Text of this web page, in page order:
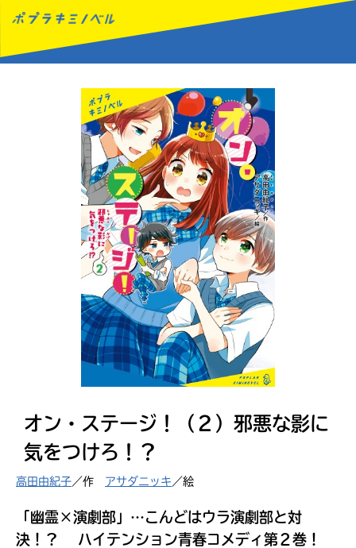
MENU
読みたい本が
オン・ステージ！（２）邪悪な影に
気をつけろ！？
高田由紀子 ／作 アサダニッキ ／絵
「幽霊×演劇部」…こんどはウラ演劇部と対
決！？ ハイテンション青春コメディ第２巻！